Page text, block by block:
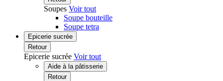
Soupes Voir tout
Soupe bouteille
Soupe tetra
Epicerie sucrée
Retour
Epicerie sucrée Voir tout
Aide à la pâtisserie
Retour